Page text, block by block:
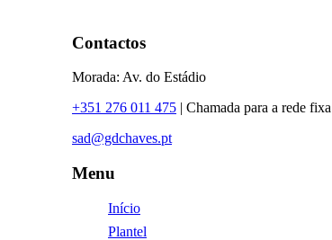
Contactos
Morada: Av. do Estádio
+351 276 011 475 | Chamada para a rede
sad@gdchaves.pt
Menu
Início
Plantel